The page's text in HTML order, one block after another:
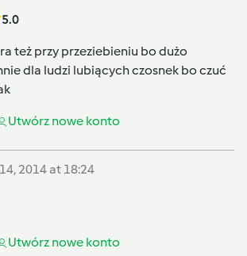
5.0
też przy przeziebieniu bo dużo
dla ludzi lubiących czosnek bo czuć
Utwórz nowe konto
2014 at 18:24
Utwórz nowe konto